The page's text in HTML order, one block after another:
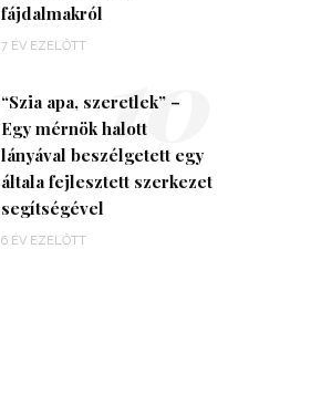
fájdalmakról
7 ÉV EZELŐTT
“Szia apa, szeretlek” –
Egy mérnök halott
lányával beszélgetett egy
általa fejlesztett szerkezet
segítségével
6 ÉV EZELŐTT
10